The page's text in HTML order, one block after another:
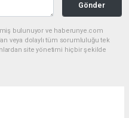
Gönder
bulunuyor ve haberunye.com
veya dolaylı tüm sorumluluğu tek
site yönetimi hiçbir şekilde